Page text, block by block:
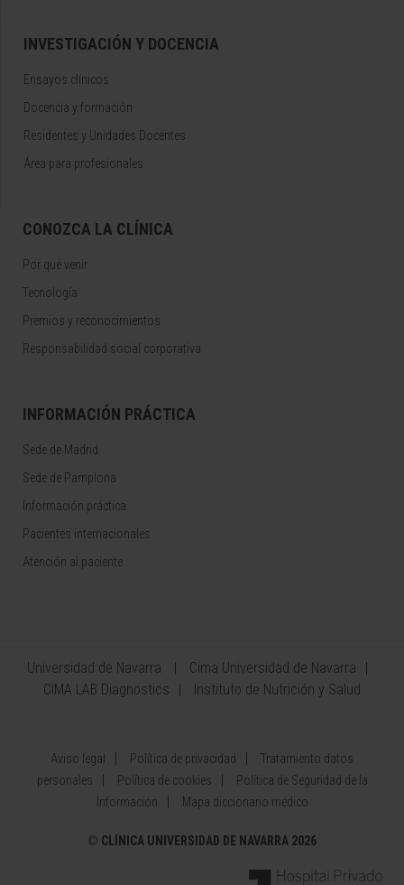
INVESTIGACIÓN Y DOCENCIA
Ensayos clínicos
Docencia y formación
Residentes y Unidades Docentes
Área para profesionales
CONOZCA LA CLÍNICA
Por qué venir
Tecnología
Premios y reconocimientos
Responsabilidad social corporativa
INFORMACIÓN PRÁCTICA
Sede de Madrid
Sede de Pamplona
Información práctica
Pacientes internacionales
Atención al paciente
Universidad de Navarra
Cima Universidad de Navarra
CIMA LAB Diagnostics
Instituto de Nutrición y Salud
Aviso legal Política de privacidad
Tratamiento datos
personales
Política de cookies
Política de Seguridad de la
Información
Mapa diccionario médico
© CLÍNICA UNIVERSIDAD DE NAVARRA 2026